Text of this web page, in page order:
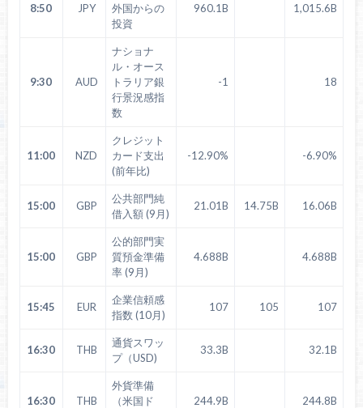
8:50 JPY
外国からの
投資
960.1B 1,015.6B
9:30 AUD
ナショナ
ル・オース
トラリア銀
行景況感指
数
-1 18
11:00 NZD
クレジット
カード支出
(前年比)
-12.90% -6.90%
15:00 GBP
公共部門純
借入額 (9月)
21.01B 14.75B 16.06B
15:00 GBP
公的部門実
質預金準備
率 (9月)
4.688B 4.688B
15:45 EUR
企業信頼感
指数 (10月)
107 105 107
16:30 THB
通貨スワッ
プ（USD)
33.3B 32.1B
16:30 THB
外貨準備
（米国ド
244.9B 244.8B